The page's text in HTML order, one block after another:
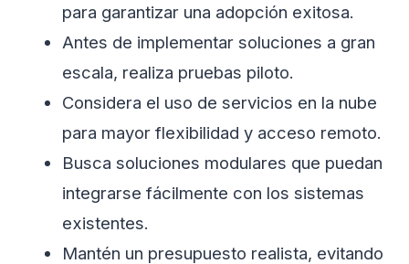
para garantizar una adopción exitosa.
Antes de implementar soluciones a gran
escala, realiza pruebas piloto.
Considera el uso de servicios en la nube
para mayor flexibilidad y acceso remoto.
Busca soluciones modulares que puedan
integrarse fácilmente con los sistemas
existentes.
Mantén un presupuesto realista, evitando